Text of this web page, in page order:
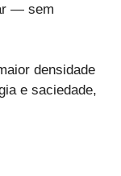
— sem
densidade
e saciedade,